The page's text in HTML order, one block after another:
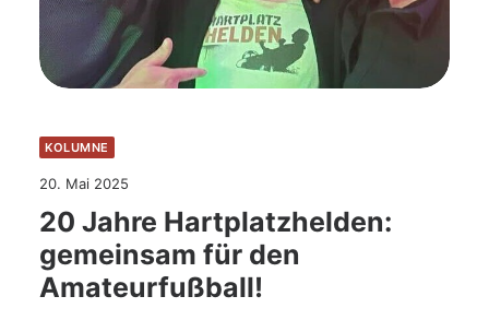
KOLUMNE
20. Mai 2025
20 Jahre Hartplatzhelden:
gemeinsam für den
Amateurfußball!